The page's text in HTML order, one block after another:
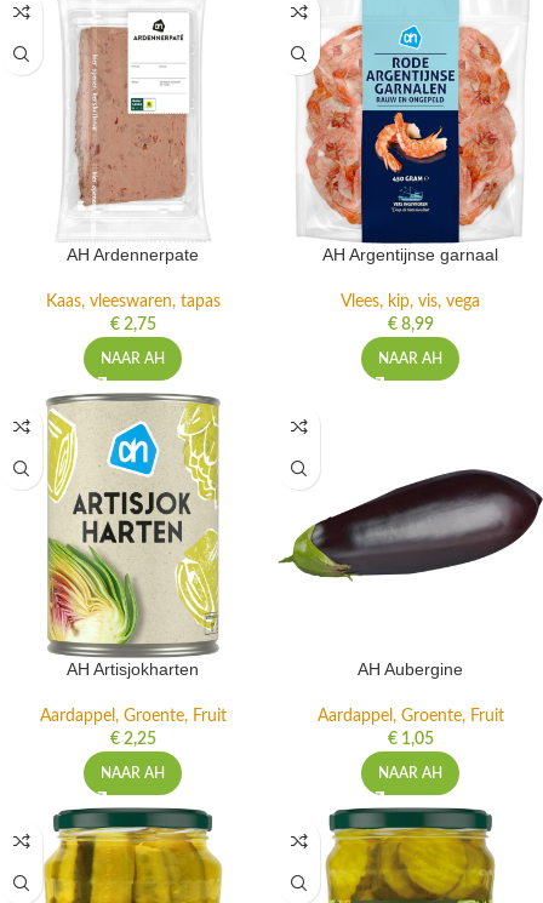
AH Ardennerpate
Kaas, vleeswaren, tapas
€2,75
NAAR AH
AH Argentijnse garnaal
Vlees, kip, vis, vega
€8,99
NAAR AH
AH Artisjokharten
Aardappel, Groente, Fruit
€2,25
NAAR AH
AH Aubergine
Aardappel, Groente, Fruit
€1,05
NAAR AH